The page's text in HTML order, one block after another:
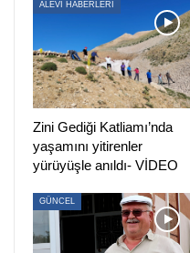
örneğini isteyebilecek.
İşte dilekçe örneği:
ALEVİ HABERLERİ
Zini Gediği Katliamı’nda
yaşamını yitirenler
yürüyüşle anıldı- VİDEO
GÜNCEL